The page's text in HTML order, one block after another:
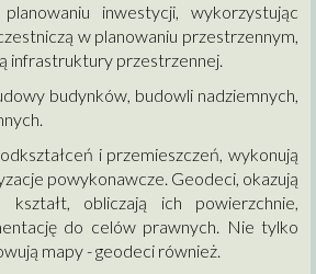
inwestycji, wykorzystując
w planowaniu przestrzennym,
infrastruktury przestrzennej.
budynków, budowli nadziemnych,
i przemieszczeń, wykonują
powykonawcze. Geodeci, okazują
kształt, obliczają ich powierzchnie,
do celów prawnych. Nie tylko
mapy - geodeci również.